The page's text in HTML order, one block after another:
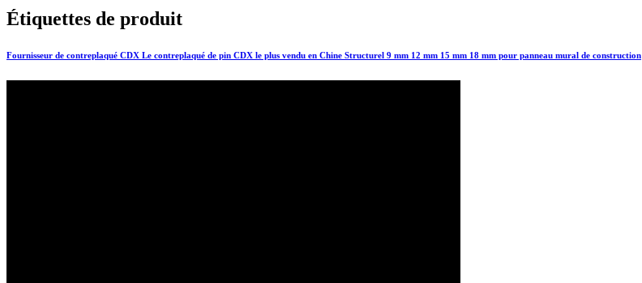
Étiquettes de produit
Fournisseur de contreplaqué CDX Le contreplaqué de pin CDX le plus vendu en Chine Structurel 9 mm 12 mm 15 mm 18 mm pour panneau mural de construction